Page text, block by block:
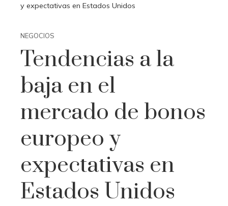
y expectativas en Estados Unidos
NEGOCIOS
Tendencias a la
baja en el
mercado de bonos
europeo y
expectativas en
Estados Unidos